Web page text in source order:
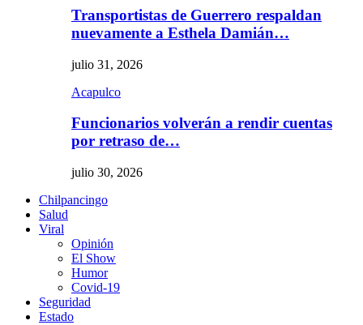
Transportistas de Guerrero respaldan
nuevamente a Esthela Damián…
julio 31, 2026
Acapulco
Funcionarios volverán a rendir cuentas
por retraso de…
julio 30, 2026
Chilpancingo
Salud
Viral
Opinión
El Show
Humor
Covid-19
Seguridad
Estado